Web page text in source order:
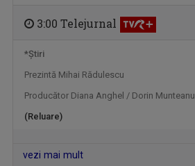
MĂRIUCA MIHĂILESCU
Măriuca Mihăilescu este jurnalist la ...
3:00 Telejurnal
*Ştiri
Prezintă Mihai Rădulescu
Producător Diana Anghel / Dorin Munteanu
(Reluare)
vezi mai mult